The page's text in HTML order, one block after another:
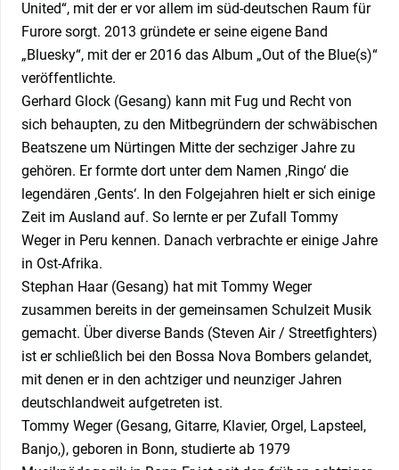
United“, mit der er vor allem im süd-deutschen Raum für
Furore sorgt. 2013 gründete er seine eigene Band
„Bluesky“, mit der er 2016 das Album „Out of the Blue(s)“
veröffentlichte.
Gerhard Glock (Gesang) kann mit Fug und Recht von
sich behaupten, zu den Mitbegründern der schwäbischen
Beatszene um Nürtingen Mitte der sechziger Jahre zu
gehören. Er formte dort unter dem Namen ‚Ringo‘ die
legendären ‚Gents‘. In den Folgejahren hielt er sich einige
Zeit im Ausland auf. So lernte er per Zufall Tommy
Weger in Peru kennen. Danach verbrachte er einige Jahre
in Ost-Afrika.
Stephan Haar (Gesang) hat mit Tommy Weger
zusammen bereits in der gemeinsamen Schulzeit Musik
gemacht. Über diverse Bands (Steven Air / Streetfighters)
ist er schließlich bei den Bossa Nova Bombers gelandet,
mit denen er in den achtziger und neunziger Jahren
deutschlandweit aufgetreten ist.
Tommy Weger (Gesang, Gitarre, Klavier, Orgel, Lapsteel,
Banjo,), geboren in Bonn, studierte ab 1979